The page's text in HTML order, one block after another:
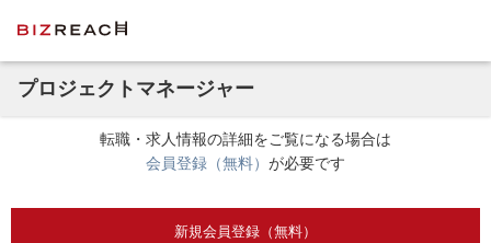
プロジェクトマネージャー
転職・求人情報の詳細をご覧になる場合は
会員登録（無料） が必要です
新規会員登録（無料）